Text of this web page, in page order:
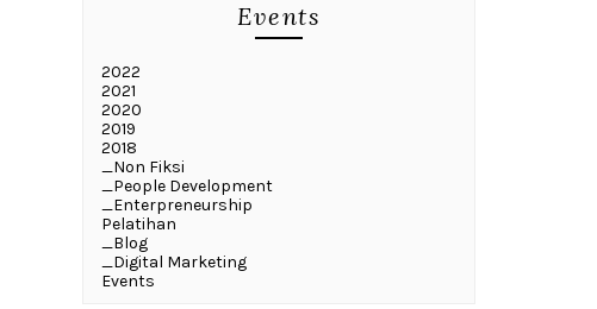
Events
2022
2021
2020
2019
2018
_Non Fiksi
_People Development
_Enterpreneurship
Pelatihan
_Blog
_Digital Marketing
Events